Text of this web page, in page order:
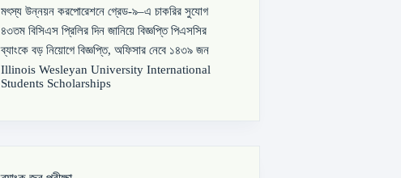
মৎস্য উন্নয়ন করপোরেশনে গ্রেড-৯–এ চাকরির সুযোগ
৪৩তম বিসিএস প্রিলির দিন জানিয়ে বিজ্ঞপ্তি পিএসসির
ব্যাংকে বড় নিয়োগে বিজ্ঞপ্তি, অফিসার নেবে ১৪৩৯ জন
Illinois Wesleyan University International
Students Scholarships